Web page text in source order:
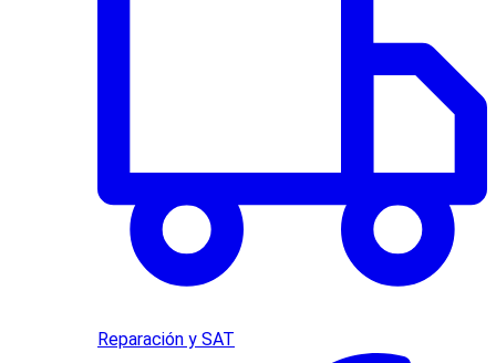
Reparación y SAT